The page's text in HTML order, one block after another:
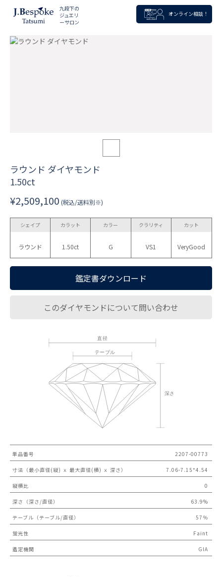
九段下の
ジュエリ
ーサロン
オンライン相談！
ラウンド ダイヤモンド
1.50ct
¥2,509,100 (税込/送料別※)
シェイプ
ラウンド
カラット
1.50ct
カラー
G
クラリティ
VS1
カット
VeryGood
鑑定書ダウンロード
このダイヤモンドについて問い合わせ
単品番号 2207-00773
寸法（最小直径(縦) ｘ 最大直径(横) ｘ 深さ） 7.06-7.15*4.54
縦横比 0
深さ（深さ/直径） 63.9%
テーブル（テーブル/直径） 57％
蛍光性 Faint
鑑定機関 GIA